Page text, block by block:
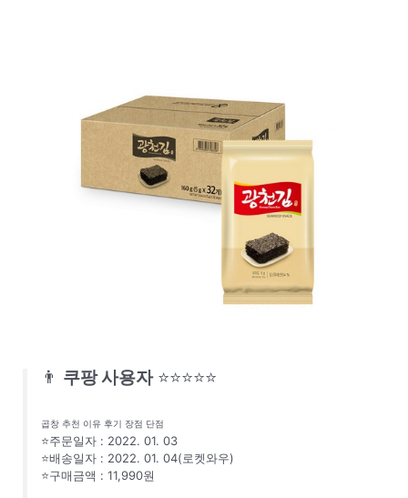
👨 쿠팡 사용자 ⭐⭐⭐⭐⭐
곱창 추천 이유 후기 장점 단점
⭐주문일자 : 2022. 01. 03
⭐배송일자 : 2022. 01. 04(로켓와우)
⭐구매금액 : 11,990원